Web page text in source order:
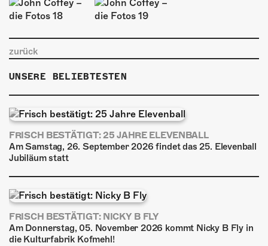
zurück
UNSERE BELIEBTESTEN
FRISCH BESTÄTIGT: 25 JAHRE ELEVENBALL
Am Samstag, 26. September 2026 findet das 25. Elevenball
Jubiläum statt
FRISCH BESTÄTIGT: NICKY B FLY
Am Donnerstag, 05. November 2026 kommt Nicky B Fly in
die Kulturfabrik Kofmehl!